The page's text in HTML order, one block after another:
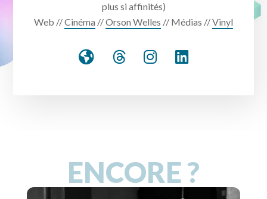
plus si affinités)
Web //Cinéma //Orson Welles // Médias //Vinyl
ENCORE ?